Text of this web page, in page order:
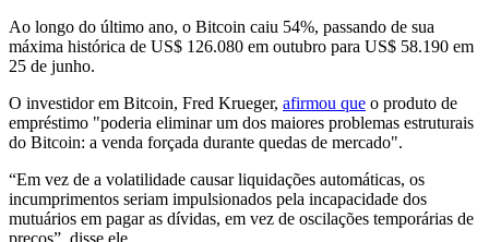
Ao longo do último ano, o Bitcoin caiu 54%, passando de sua
máxima histórica de US$ 126.080 em outubro para US$ 58.190 em
25 de junho.
O investidor em Bitcoin, Fred Krueger, afirmou que o produto de
empréstimo "poderia eliminar um dos maiores problemas estruturais
do Bitcoin: a venda forçada durante quedas de mercado".
“Em vez de a volatilidade causar liquidações automáticas, os
incumprimentos seriam impulsionados pela incapacidade dos
mutuários em pagar as dívidas, em vez de oscilações temporárias de
preços”, disse ele.